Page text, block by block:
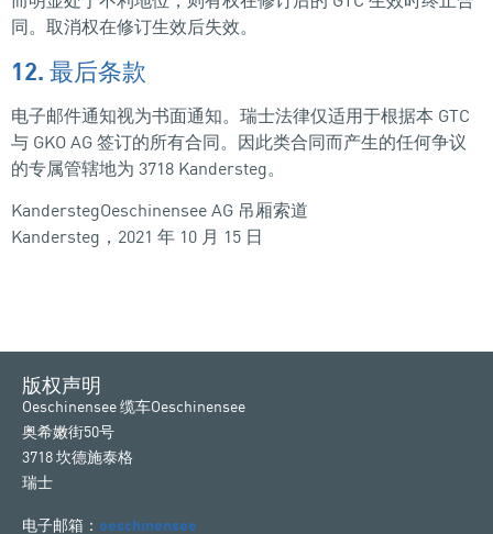
同。取消权在修订生效后失效。
12. 最后条款
电子邮件通知视为书面通知。瑞士法律仅适用于根据本 GTC
与 GKO AG 签订的所有合同。因此类合同而产生的任何争议
的专属管辖地为 3718 Kandersteg。
KanderstegOeschinensee AG 吊厢索道
Kandersteg，2021 年 10 月 15 日
版权声明
Oeschinensee 缆车Oeschinensee
奥希嫩街50号
3718 坎德施泰格
瑞士
电子邮箱： oeschinensee